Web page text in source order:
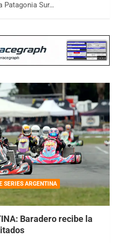
Patagonia Sur…
SERIES ARGENTINA
Baradero recibe la